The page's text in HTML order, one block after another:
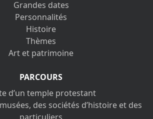
Grandes dates
Personnalités
Histoire
Thèmes
Art et patrimoine
PARCOURS
d’un temple protestant
des sociétés d’histoire et des